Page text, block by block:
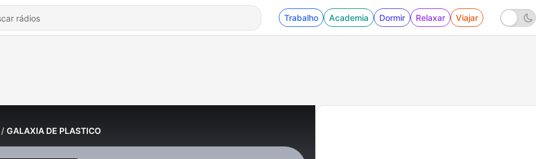
Trabalho Academia Dormir Relaxar Viajar
GALAXIA DE PLASTICO